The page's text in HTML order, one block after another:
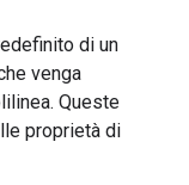
di un
venga
Queste
proprietà di